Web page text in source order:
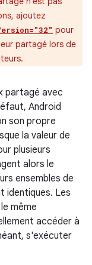
ajoutez
pour
partagé lors de
partagé avec
Android
son propre
la valeur de
plusieurs
alors le
ensembles de
identiques. Les
même
accéder à
s'exécuter